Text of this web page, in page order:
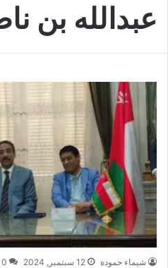
عبدالله بن
شيماء حمودة 12 سبتمبر, 2024 0